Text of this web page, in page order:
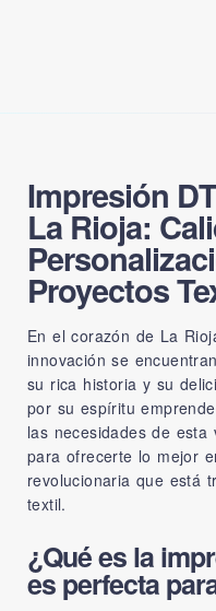
Impresión
La Rioja:
Proyectos
En el corazón de La
innovación se
su rica historia y su
por su espíritu
las necesidades de
para ofrecerte lo mejor
revolucionaria que está
textil.
¿Qué es la
es perfecta